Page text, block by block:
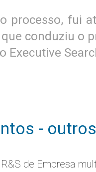
processo, fui
que conduziu o
Executive
- outros
de Empresa